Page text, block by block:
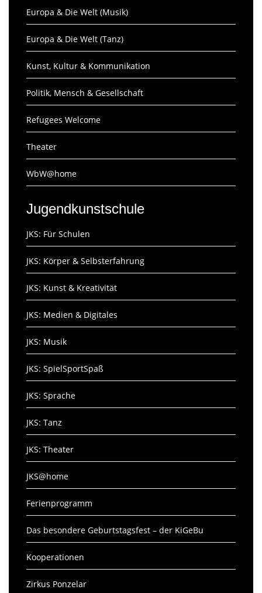
Europa & Die Welt (Musik)
Europa & Die Welt (Tanz)
Kunst, Kultur & Kommunikation
Politik, Mensch & Gesellschaft
Refugees Welcome
Theater
WbW@home
Jugendkunstschule
JKS: Für Schulen
JKS: Körper & Selbsterfahrung
JKS: Kunst & Kreativität
JKS: Medien & Digitales
JKS: Musik
JKS: SpielSportSpaß
JKS: Sprache
JKS: Tanz
JKS: Theater
JKS@home
Ferienprogramm
Das besondere Geburtstagsfest – der KiGeBu
Kooperationen
Zirkus Ponzelar